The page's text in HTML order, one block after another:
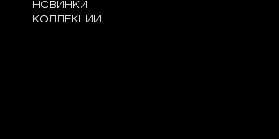
НОВИНКИ
КОЛЛЕКЦИИ